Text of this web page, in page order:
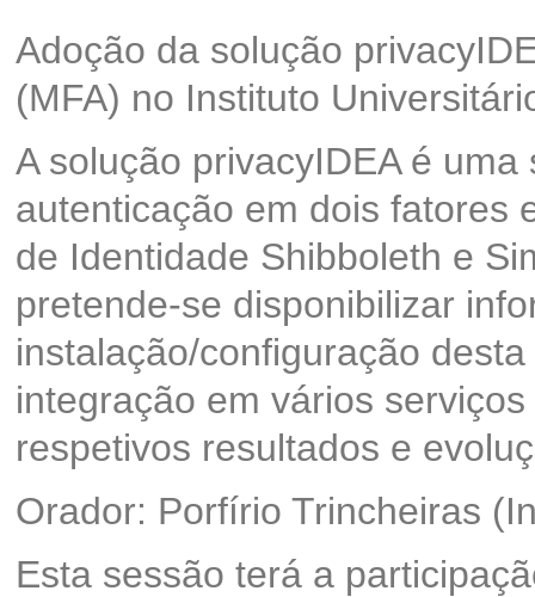
Adoção da solução
(MFA) no Instituto
A solução privacyIDEA é
autenticação em dois fatores
de Identidade Shibboleth e
pretende-se disponibilizar
instalação/configuração
integração em vários
respetivos resultados e
Orador: Porfírio Trincheiras
Esta sessão terá a